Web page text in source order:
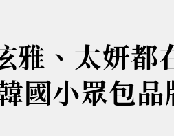
、太妍都
國小眾包品